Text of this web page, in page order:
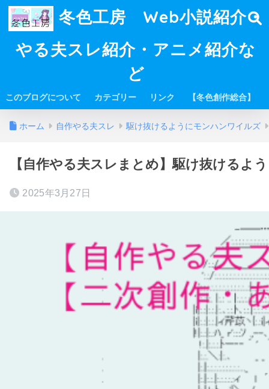
冬色工房 Web小説紹介・
やる夫スレ紹介・アニメ紹介な
ど
このブログについて カテゴリー リンク 【冬色創作総合】
ホーム 自作やる夫スレ 駆け抜けるようにモンハンワイルズ
【自作やる夫スレまとめ】駆け抜けるよ
2025年3月27日